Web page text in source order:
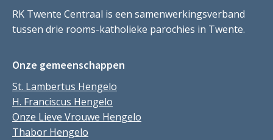
RK Twente Centraal is een samenwerkingsverband
tussen drie rooms-katholieke parochies in Twente.
Onze gemeenschappen
St. Lambertus Hengelo
H. Franciscus Hengelo
Onze Lieve Vrouwe Hengelo
Thabor Hengelo